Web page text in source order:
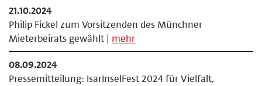
21.10.2024
Philip Fickel zum Vorsitzenden des Münchner
Mieterbeirats gewählt | mehr
08.09.2024
Pressemitteilung: IsarInselFest 2024 für Vielfalt,